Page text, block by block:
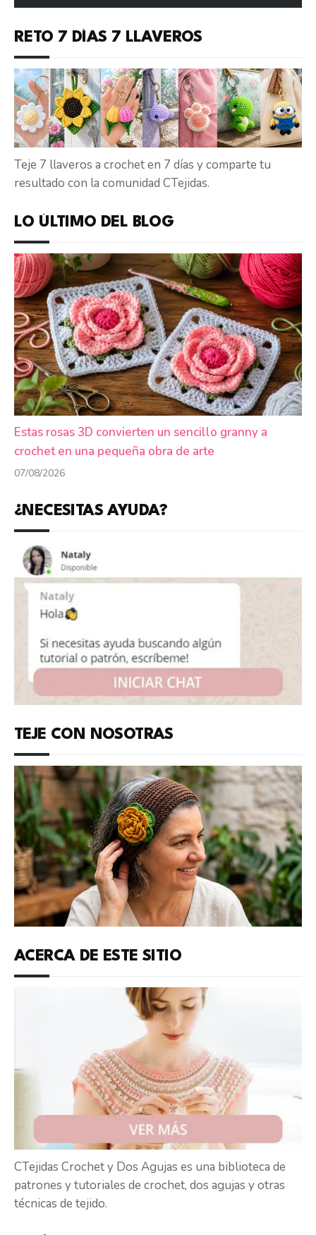
RETO 7 DÍAS 7 LLAVEROS
Teje 7 llaveros a crochet en 7 días y comparte tu
resultado con la comunidad CTejidas.
LO ÚLTIMO DEL BLOG
Estas rosas 3D convierten un sencillo granny a
crochet en una pequeña obra de arte
07/08/2026
¿NECESITAS AYUDA?
TEJE CON NOSOTRAS
ACERCA DE ESTE SITIO
CTejidas Crochet y Dos Agujas es una biblioteca de
patrones y tutoriales de crochet, dos agujas y otras
técnicas de tejido.